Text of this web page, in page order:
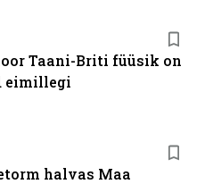
Taani-Briti füüsik on
eimillegi
halvas Maa